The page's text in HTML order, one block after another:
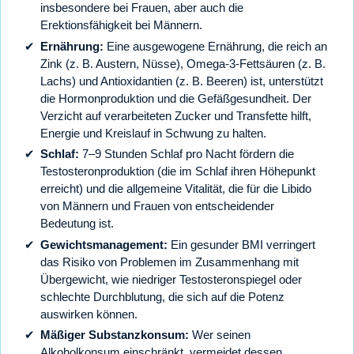
insbesondere bei Frauen, aber auch die
Erektionsfähigkeit bei Männern.
Ernährung: Eine ausgewogene Ernährung, die reich an
Zink (z. B. Austern, Nüsse), Omega-3-Fettsäuren (z. B.
Lachs) und Antioxidantien (z. B. Beeren) ist, unterstützt
die Hormonproduktion und die Gefäßgesundheit. Der
Verzicht auf verarbeiteten Zucker und Transfette hilft,
Energie und Kreislauf in Schwung zu halten.
Schlaf: 7–9 Stunden Schlaf pro Nacht fördern die
Testosteronproduktion (die im Schlaf ihren Höhepunkt
erreicht) und die allgemeine Vitalität, die für die Libido
von Männern und Frauen von entscheidender
Bedeutung ist.
Gewichtsmanagement: Ein gesunder BMI verringert
das Risiko von Problemen im Zusammenhang mit
Übergewicht, wie niedriger Testosteronspiegel oder
schlechte Durchblutung, die sich auf die Potenz
auswirken können.
Mäßiger Substanzkonsum: Wer seinen